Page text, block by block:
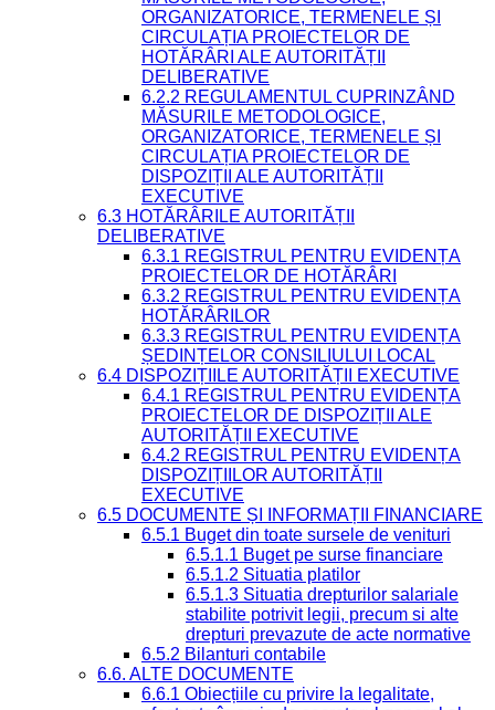
ORGANIZATORICE, TERMENELE ȘI
CIRCULAȚIA PROIECTELOR DE
HOTĂRÂRI ALE AUTORITĂȚII
DELIBERATIVE
6.2.2 REGULAMENTUL CUPRINZÂND
MĂSURILE METODOLOGICE,
ORGANIZATORICE, TERMENELE ȘI
CIRCULAȚIA PROIECTELOR DE
DISPOZIȚII ALE AUTORITĂȚII
EXECUTIVE
6.3 HOTĂRÂRILE AUTORITĂȚII
DELIBERATIVE
6.3.1 REGISTRUL PENTRU EVIDENȚA
PROIECTELOR DE HOTĂRÂRI
6.3.2 REGISTRUL PENTRU EVIDENȚA
HOTĂRÂRILOR
6.3.3 REGISTRUL PENTRU EVIDENȚA
ȘEDINȚELOR CONSILIULUI LOCAL
6.4 DISPOZIȚIILE AUTORITĂȚII EXECUTIVE
6.4.1 REGISTRUL PENTRU EVIDENȚA
PROIECTELOR DE DISPOZIȚII ALE
AUTORITĂȚII EXECUTIVE
6.4.2 REGISTRUL PENTRU EVIDENȚA
DISPOZIȚIILOR AUTORITĂȚII
EXECUTIVE
6.5 DOCUMENTE ȘI INFORMAȚII FINANCIARE
6.5.1 Buget din toate sursele de venituri
6.5.1.1 Buget pe surse financiare
6.5.1.2 Situatia platilor
6.5.1.3 Situatia drepturilor salariale
stabilite potrivit legii, precum si alte
drepturi prevazute de acte normative
6.5.2 Bilanturi contabile
6.6. ALTE DOCUMENTE
6.6.1 Obiecțiile cu privire la legalitate,